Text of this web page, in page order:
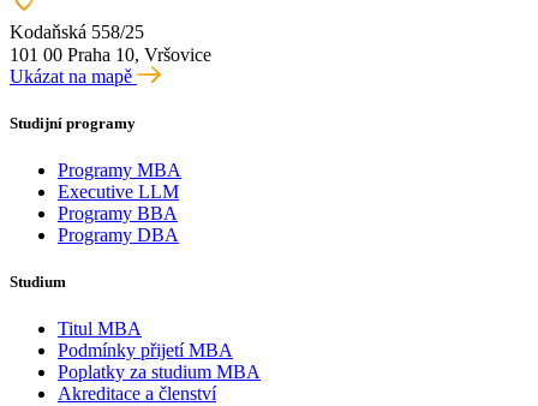
Kodaňská 558/25
101 00 Praha 10, Vršovice
Ukázat na mapě
Studijní programy
Programy MBA
Executive LLM
Programy BBA
Programy DBA
Studium
Titul MBA
Podmínky přijetí MBA
Poplatky za studium MBA
Akreditace a členství